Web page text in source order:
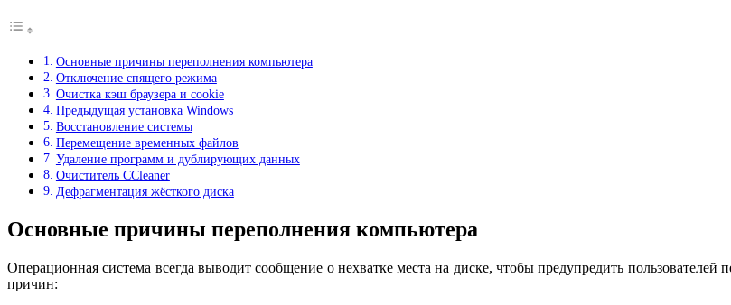
Основные причины переполнения компьютера
Отключение спящего режима
Очистка кэш браузера и cookie
Предыдущая установка Windows
Восстановление системы
Перемещение временных файлов
Удаление программ и дублирующих данных
Очиститель CCleaner
Дефрагментация жёсткого диска
Основные причины переполнения компьютера
Операционная система всегда выводит сообщение о нехватке места на диске, чтобы предупредить
причин: